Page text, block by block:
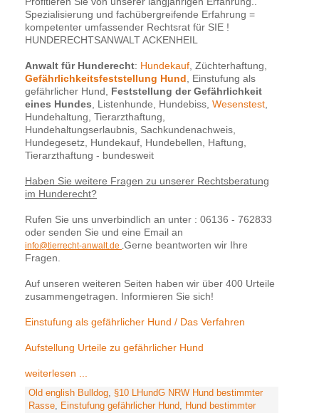
Spezialisierung und fachübergreifende Erfahrung =
kompetenter umfassender Rechtsrat für SIE !
HUNDERECHTSANWALT ACKENHEIL
Anwalt für Hunderecht: Hundekauf, Züchterhaftung,
Gefährlichkeitsfeststellung Hund, Einstufung als
gefährlicher Hund, Feststellung der Gefährlichkeit
eines Hundes, Listenhunde, Hundebiss, Wesenstest,
Hundehaltung, Tierarzthaftung,
Hundehaltungserlaubnis, Sachkundenachweis,
Hundegesetz, Hundekauf, Hundebellen, Haftung,
Tierarzthaftung - bundesweit
Haben Sie weitere Fragen zu unserer Rechtsberatung
im Hunderecht?
Rufen Sie uns unverbindlich an unter : 06136 - 762833
oder senden Sie und eine Email an
info@tierrecht-anwalt.de .Gerne beantworten wir Ihre
Fragen.
Auf unseren weiteren Seiten haben wir über 400 Urteile
zusammengetragen. Informieren Sie sich!
Einstufung als gefährlicher Hund / Das Verfahren
Aufstellung Urteile zu gefährlicher Hund
weiterlesen ...
Old english Bulldog, §10 LHundG NRW Hund bestimmter
Rasse, Einstufung gefährlicher Hund, Hund bestimmter